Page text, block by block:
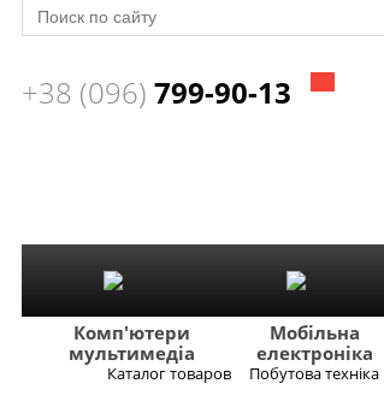
+38 (096) 799-90-13
Комп'ютери
мультимедіа
Мобільна
електроніка
Каталог товаров Побутова техніка